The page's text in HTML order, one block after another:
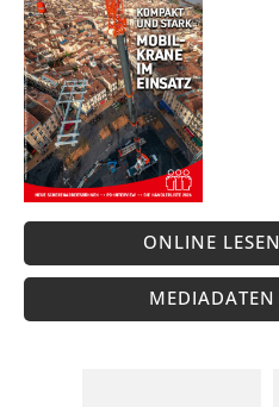
ONLINE LESEN
MEDIADATEN